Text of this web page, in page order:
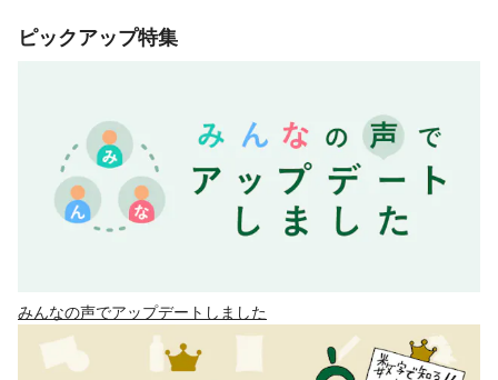
ピックアップ特集
みんなの声でアップデートしました